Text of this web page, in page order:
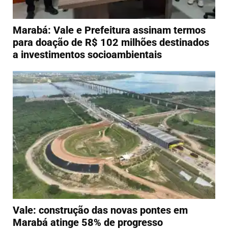
Marabá: Vale e Prefeitura assinam termos
para doação de R$ 102 milhões destinados
a investimentos socioambientais
Vale: construção das novas pontes em
Marabá atinge 58% de progresso